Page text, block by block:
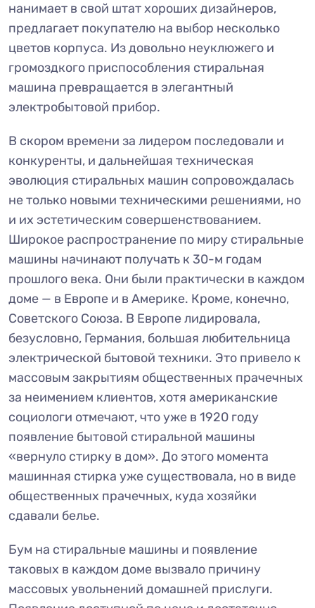
нанимает в свой штат хороших дизайнеров,
предлагает покупателю на выбор несколько
цветов корпуса. Из довольно неуклюжего и
громоздкого приспособления стиральная
машина превращается в элегантный
электробытовой прибор.
В скором времени за лидером последовали и
конкуренты, и дальнейшая техническая
эволюция стиральных машин сопровождалась
не только новыми техническими решениями, но
и их эстетическим совершенствованием.
Широкое распространение по миру стиральные
машины начинают получать к 30-м годам
прошлого века. Они были практически в каждом
доме — в Европе и в Америке. Кроме, конечно,
Советского Союза. В Европе лидировала,
безусловно, Германия, большая любительница
электрической бытовой техники. Это привело к
массовым закрытиям общественных прачечных
за неимением клиентов, хотя американские
социологи отмечают, что уже в 1920 году
появление бытовой стиральной машины
«вернуло стирку в дом». До этого момента
машинная стирка уже существовала, но в виде
общественных прачечных, куда хозяйки
сдавали белье.
Бум на стиральные машины и появление
таковых в каждом доме вызвало причину
массовых увольнений домашней прислуги.